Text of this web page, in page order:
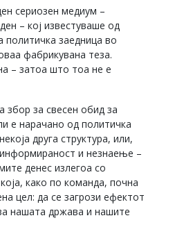
сериозен медиум –
– кој известуваше од
политичка заедница во
фабрикувана теза.
– затоа што тоа не е
збор за свесен обид за
е нарачано од политичка
друга структура, или,
и незнаење –
денес излегоа со
како по команда, почна
цел: да се загрози ефектот
нашата држава и нашите